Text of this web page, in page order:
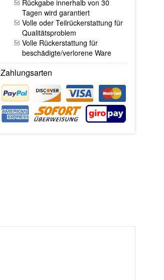
Rückgabe innerhalb von 30
Tagen wird garantiert
Volle oder Teilrückerstattung für
Qualitätsproblem
Volle Rückerstattung für
beschädigte/verlorene Ware
Zahlungsarten